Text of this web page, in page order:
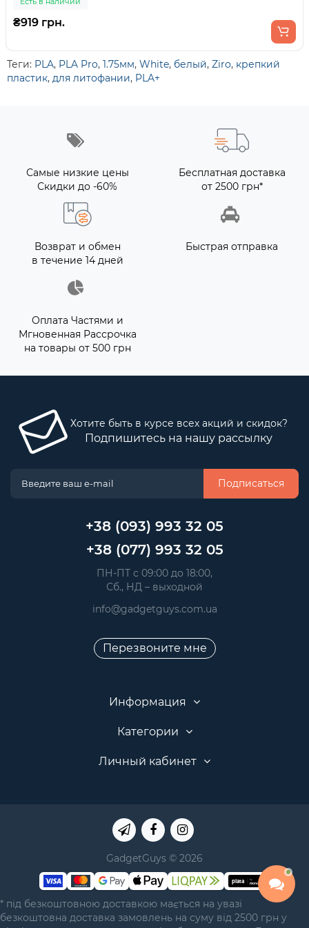
₴919 грн.
Теги: PLA, PLA Pro, 1.75мм, White, белый, Ziro, крепкий
пластик, для литофании, PLA+
Самые низкие цены
Скидки до -60%
Бесплатная доставка
от 2500 грн*
Возврат и обмен
в течение 14 дней
Быстрая отправка
Оплата Частями и
Мгновенная Рассрочка
на товары от 500 грн
Хотите быть в курсе всех акций и скидок?
Подпишитесь на нашу рассылку
Подписаться
+38 (093) 993 32 05
+38 (077) 993 32 05
ПН-ПТ с 09:00 до 18:00,
Сб., НД – выходной
info@gadgetguys.com.ua
Перезвоните мне
Информация
Категории
Личный кабинет
GadgetGuys © 2026
* під безкоштовною доставкою мається на увазі
безкоштовна доставка замовлень на суму від 2500 грн у